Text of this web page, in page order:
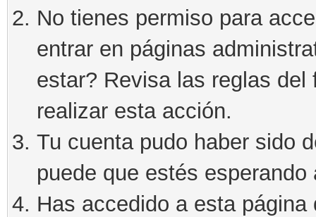
No tienes permiso para
entrar en páginas
estar? Revisa las reglas
realizar esta acción.
Tu cuenta pudo haber sido
puede que estés esperando
Has accedido a esta